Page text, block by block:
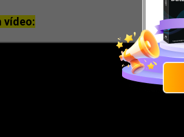
vídeo: